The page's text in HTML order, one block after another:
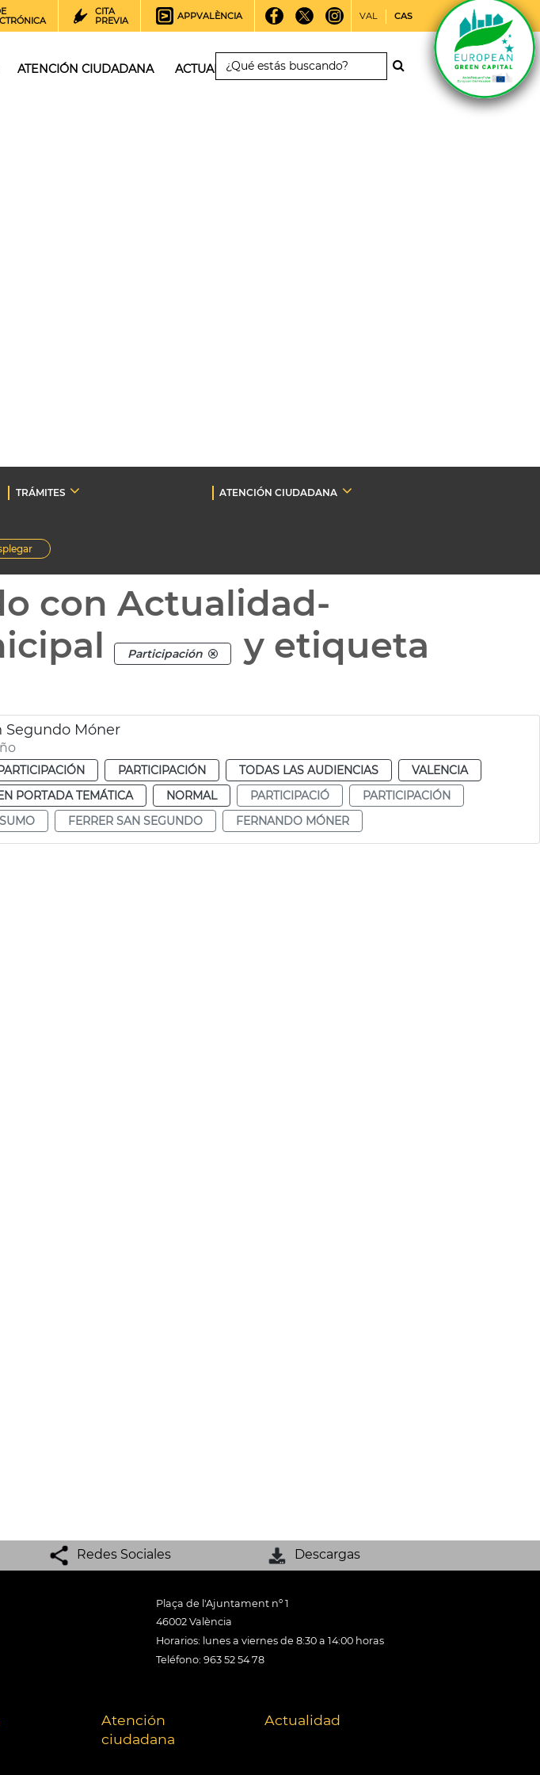
CITA
PREVIA
APPVALÈNCIA VAL CAS
ATENCIÓN CIUDADANA ACTUALIDAD
TRÁMITES
ATENCIÓN CIUDADANA
con Actualidad-
Participación y etiqueta
Segundo Móner
PARTICIPACIÓN TODAS LAS AUDIENCIAS
VALENCIA
PORTADA TEMÁTICA NORMAL PARTICIPACIÓ
PARTICIPACIÓN
FERRER SAN SEGUNDO FERNANDO MÓNER
Redes Sociales Descargas
Plaça de l'Ajuntament nº 1
46002 València
Horarios: lunes a viernes de 8:30 a 14:00 horas
Teléfono: 963 52 54 78
Atención
ciudadana
Actualidad